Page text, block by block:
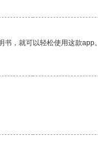
，就可以轻松使用这款app。